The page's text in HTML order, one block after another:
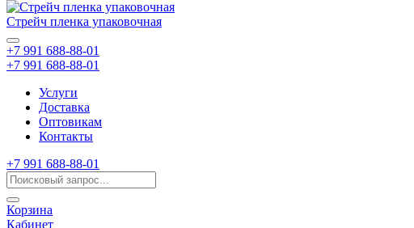
Стрейч пленка упаковочная
+7 991 688-88-01
+7 991 688-88-01
Услуги
Доставка
Оптовикам
Контакты
+7 991 688-88-01
Корзина
Кабинет